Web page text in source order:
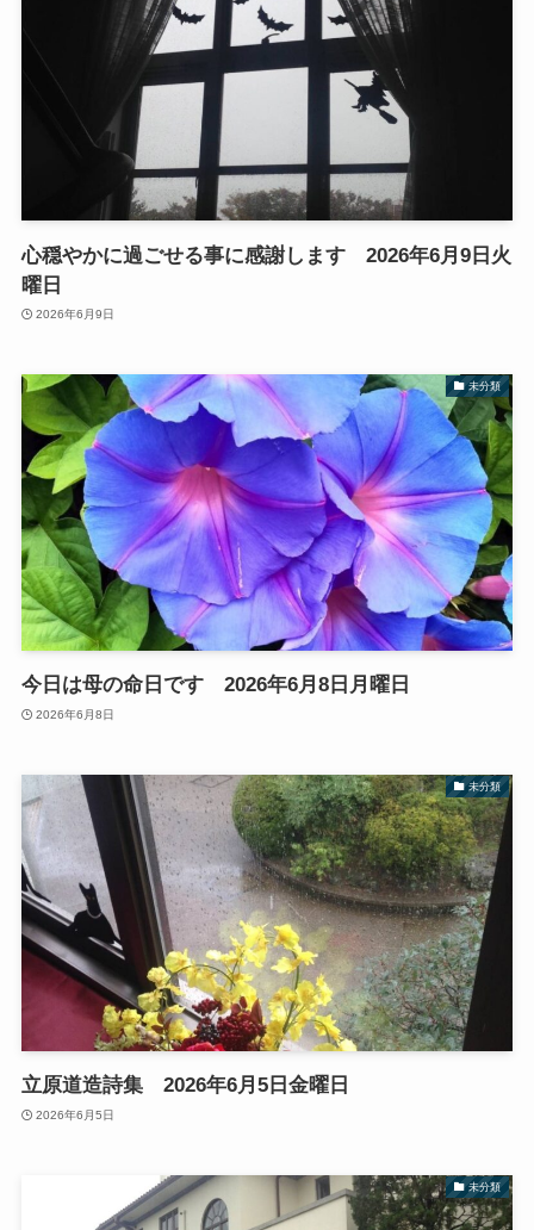
心穏やかに過ごせる事に感謝します 2026年6月9日火
曜日
2026年6月9日
未分類
今日は母の命日です 2026年6月8日月曜日
2026年6月8日
未分類
立原道造詩集 2026年6月5日金曜日
2026年6月5日
未分類